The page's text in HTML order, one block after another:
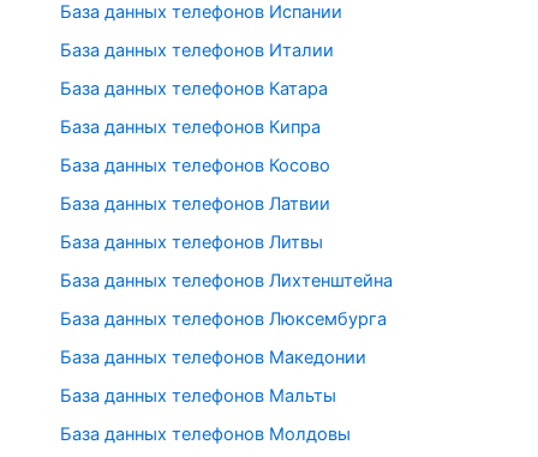
База данных телефонов Испании
База данных телефонов Италии
База данных телефонов Катара
База данных телефонов Кипра
База данных телефонов Косово
База данных телефонов Латвии
База данных телефонов Литвы
База данных телефонов Лихтенштейна
База данных телефонов Люксембурга
База данных телефонов Македонии
База данных телефонов Мальты
База данных телефонов Молдовы